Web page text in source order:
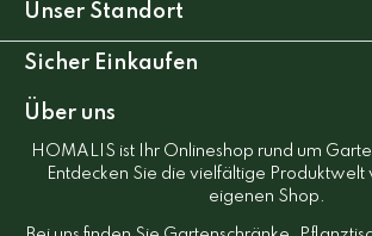
Unser Standort
Sicher Einkaufen
Über uns
HOMALIS ist Ihr Onlineshop rund um
Entdecken Sie die vielfältige Produktwelt
eigenen Shop.